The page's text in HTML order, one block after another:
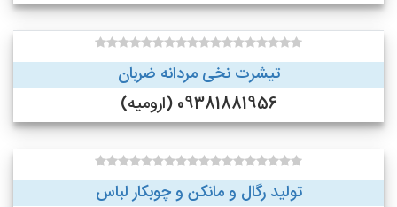
تیشرت نخی مردانه ضربان
09381881956 (ارومیه)
تولید رگال و مانکن و چوبکار لباس